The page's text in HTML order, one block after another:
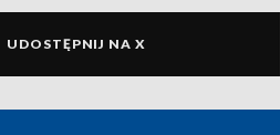
UDOSTĘPNIJ NA X